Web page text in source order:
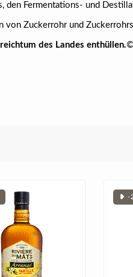
den Fermentations- und
von Zuckerrohr und
des Landes enthüllen.
❥ -